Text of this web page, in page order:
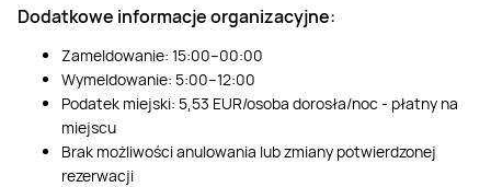
Dodatkowe informacje organizacyjne:
Zameldowanie: 15:00–00:00
Wymeldowanie: 5:00–12:00
Podatek miejski: 5,53 EUR/osoba dorosła/noc - płatny na
miejscu
Brak możliwości anulowania lub zmiany potwierdzonej
rezerwacji